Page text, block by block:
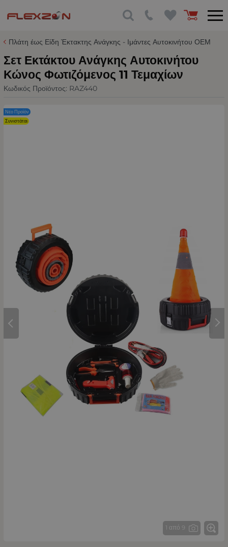
Πλάτη έως Είδη Έκτακτης Ανάγκης - Ιμάντες Αυτοκινήτου ΟΕΜ
Σετ Εκτάκτου Ανάγκης Αυτοκινήτου
Κώνος Φωτιζόμενος 11 Τεμαχίων
Κωδικός Προϊόντος: RAZ440
1 από 9
Νέο Προϊόν
Συνιστάται